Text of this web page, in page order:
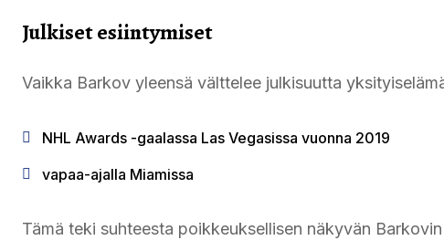
Julkiset esiintymiset
Vaikka Barkov yleensä välttelee julkisuutta
NHL Awards -gaalassa Las Vegasissa vuonna 2019
vapaa-ajalla Miamissa
Tämä teki suhteesta poikkeuksellisen näkyvän